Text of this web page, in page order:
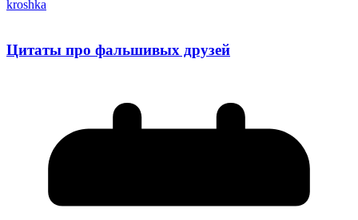
kroshka
Цитаты про фальшивых друзей